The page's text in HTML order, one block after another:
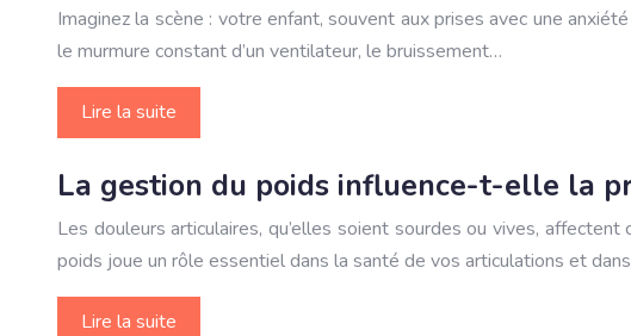
Imaginez la scène : votre enfant, souvent aux prises avec une
le murmure constant d’un ventilateur, le bruissement…
Lire la suite
La gestion du poids influence-t-elle la
Les douleurs articulaires, qu’elles soient sourdes ou vives,
poids joue un rôle essentiel dans la santé de vos articulations et
Lire la suite